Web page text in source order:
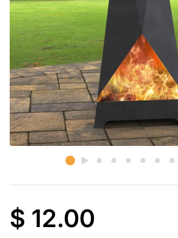
$ 12.00